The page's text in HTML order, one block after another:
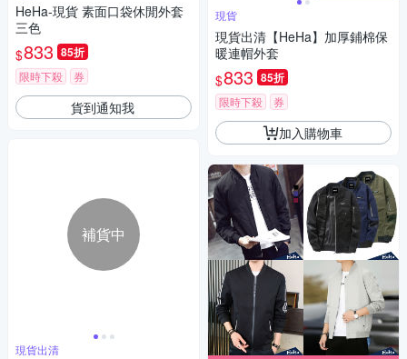
HeHa-現貨 素面口袋休閒外套
三色
$833 85折
限時下殺 券
貨到通知我
補貨中
現貨出清
現貨
現貨出清【HeHa】加厚鋪棉保
暖連帽外套
$833 85折
限時下殺 券
加入購物車